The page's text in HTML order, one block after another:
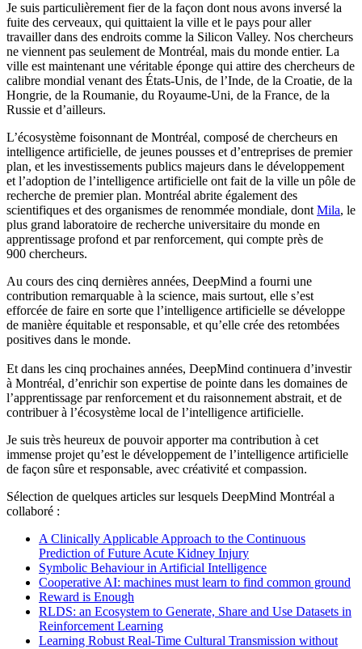
Je suis particulièrement fier de la façon dont nous avons inversé la
fuite des cerveaux, qui quittaient la ville et le pays pour aller
travailler dans des endroits comme la Silicon Valley. Nos chercheurs
ne viennent pas seulement de Montréal, mais du monde entier. La
ville est maintenant une véritable éponge qui attire des chercheurs de
calibre mondial venant des États-Unis, de l’Inde, de la Croatie, de la
Hongrie, de la Roumanie, du Royaume-Uni, de la France, de la
Russie et d’ailleurs.
L’écosystème foisonnant de Montréal, composé de chercheurs en
intelligence artificielle, de jeunes pousses et d’entreprises de premier
plan, et les investissements publics majeurs dans le développement
et l’adoption de l’intelligence artificielle ont fait de la ville un pôle de
recherche de premier plan. Montréal abrite également des
scientifiques et des organismes de renommée mondiale, dont Mila, le
plus grand laboratoire de recherche universitaire du monde en
apprentissage profond et par renforcement, qui compte près de
900 chercheurs.
Au cours des cinq dernières années, DeepMind a fourni une
contribution remarquable à la science, mais surtout, elle s’est
efforcée de faire en sorte que l’intelligence artificielle se développe
de manière équitable et responsable, et qu’elle crée des retombées
positives dans le monde.
Et dans les cinq prochaines années, DeepMind continuera d’investir
à Montréal, d’enrichir son expertise de pointe dans les domaines de
l’apprentissage par renforcement et du raisonnement abstrait, et de
contribuer à l’écosystème local de l’intelligence artificielle.
Je suis très heureux de pouvoir apporter ma contribution à cet
immense projet qu’est le développement de l’intelligence artificielle
de façon sûre et responsable, avec créativité et compassion.
Sélection de quelques articles sur lesquels DeepMind Montréal a
collaboré :
A Clinically Applicable Approach to the Continuous
Prediction of Future Acute Kidney Injury
Symbolic Behaviour in Artificial Intelligence
Cooperative AI: machines must learn to find common ground
Reward is Enough
RLDS: an Ecosystem to Generate, Share and Use Datasets in
Reinforcement Learning
Learning Robust Real-Time Cultural Transmission without